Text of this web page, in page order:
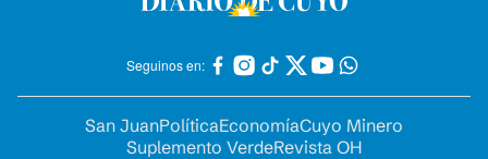
Seguinos en:
San JuanPolíticaEconomíaCuyo Minero
Suplemento VerdeRevista OH